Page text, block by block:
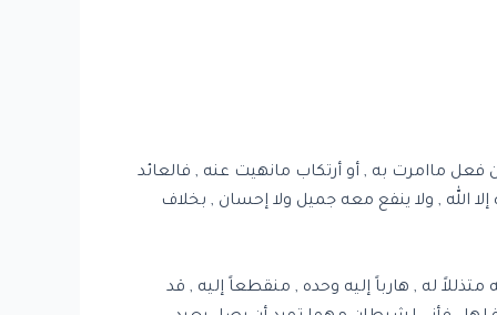
ماامرت به , أو أرتكاب مانهيت عنه , فالعائد
الله , ولا ينفع معه جميل ولا إحسان , بخلاف
له , هارباً إليه وحده , منقطعاً إليه , قد